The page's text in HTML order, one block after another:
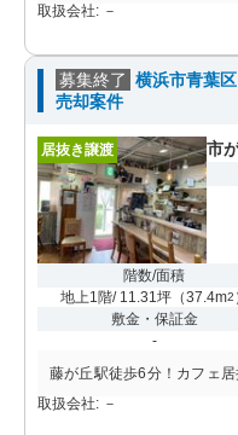
取扱会社: －
募集終了 横浜市青葉
売却案件
居抜き譲渡 市
階数/面積
地上1階/ 11.31坪（37.4m2
敷金・保証金
-
藤が丘駅徒歩6分！カフェ居
取扱会社: －